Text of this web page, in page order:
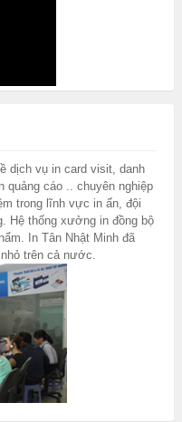
dịch vụ in card visit, danh
quảng cáo .. chuyên nghiệp
trong lĩnh vực in ấn, đội
Hệ thống xưởng in đồng bộ
In Tân Nhật Minh đã
trên cả nước.